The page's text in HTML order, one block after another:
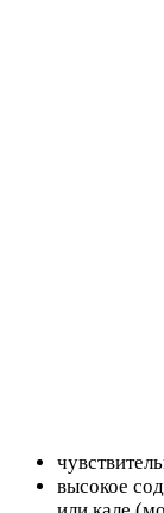
высокое